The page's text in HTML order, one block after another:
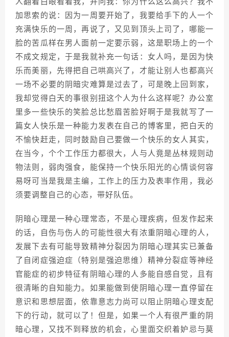
人翻着白眼看着我，并问我：你为什么这么高兴？我不
加思索的说：因为一周要开始了，我要给手下的人一个
充满快乐的一周，再说了，又见到顶头上司了，哪能一
脸的苦瓜样在男人面前一定要示弱，这是职场上的一个
不成文规定，于是我就补充一句话：女人吗，是因为快
乐而美丽，先得把自己哄高兴了，才能让别人也都高兴
一场不必要的阴暗灾难算是过去了，可是晚上回到家，
我却觉得白天的事很别扭这个人为什么这样呢？办公室
里多一些快乐的笑脸总比愁眉苦脸好啊于是我就写了一
篇女人快乐是一种能力发表在自己的博客里，把白天的
不愉快赶走，同时鼓励自己要做一个快乐的女人其实，
在当今，个个工作压力都很大，人与人竟是丛林规则动
物法则，弱肉强食，能保持一个快乐阳光的心情谈何容
易呀可当是我是主编，工作上的压力及表率作用，我必
须要调整自己的心态，带好队伍。
阴暗心理是一种心理常态，不是心理疾病，但发作起来
的话，自伤与伤人的可能性很大有浓重阴暗心理的人，
发展下去有可能导致精神分裂因为阴暗心理其实已兼备
了自闭症强迫症（特别是强迫思维）精神分裂症等神经
官能症的初步特征有阴暗心理的人多能自感自觉，且有
很清晰的自知能力。如果能做到使阴暗心理一直停留在
意识和思想层面，依靠意志力尚可以阻止阴暗心理支配
下的行动，就可以了！但是，如果一个人有很严重的阴
暗心理，又找不到释放的机会，心里面交织着妒忌与莫